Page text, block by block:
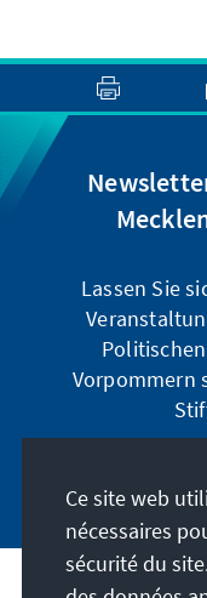
Lassen Sie
Vorpommern
Ce site web
nécessaires
sécurité du